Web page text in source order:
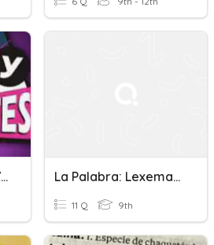
MAC TEMA 1: DIMES Y DIRETES La Palabra: Lexemas Y Morfemas
11 Q 9th